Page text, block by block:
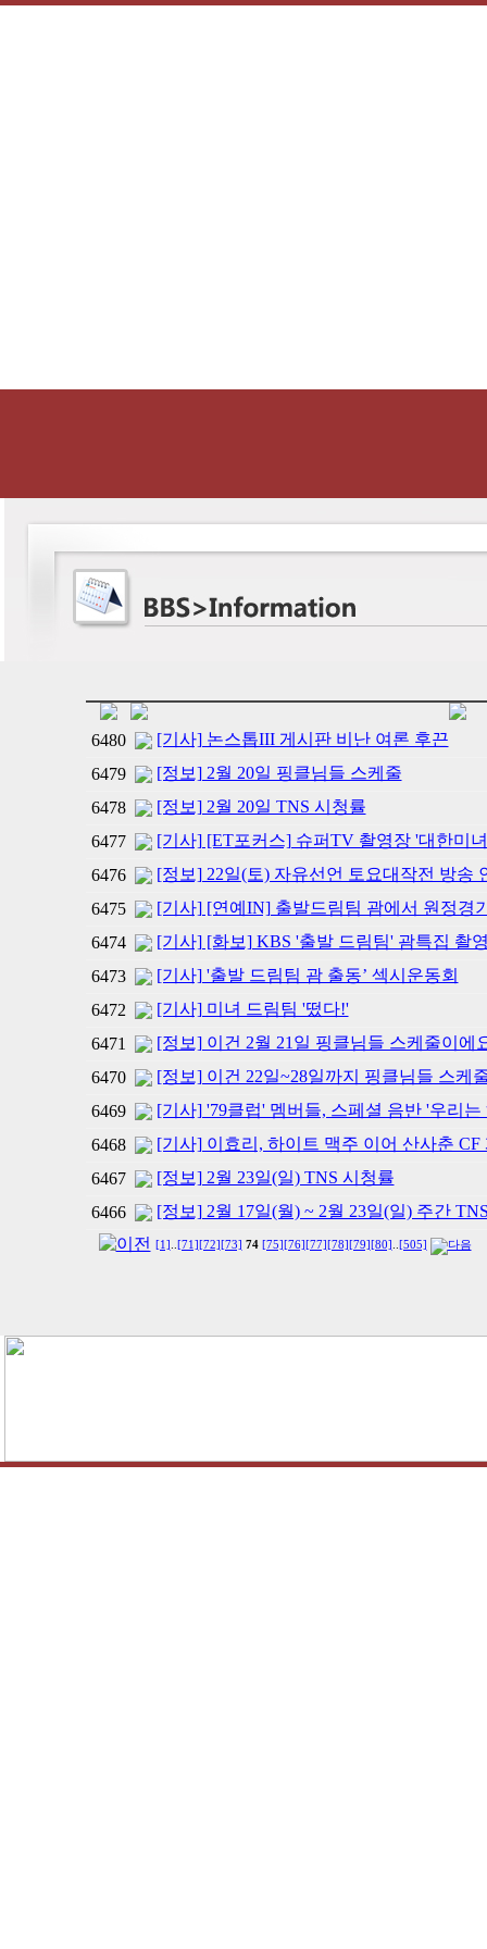
6480
[기사] 논스톱III 게시판 비난 여론 후끈
6479
[정보] 2월 20일 핑클님들 스케줄
6478
[정보] 2월 20일 TNS 시청률
6477
[기사] [ET포커스] 슈퍼TV 촬영장 '대한미
6476
[정보] 22일(토) 자유선언 토요대작전 방송
6475
[기사] [연예IN] 출발드림팀 괌에서 원정경
6474
[기사] [화보] KBS '출발 드림팀' 괌특집 촬
6473
[기사] '출발 드림팀 괌 출동’ 섹시운동회
6472
[기사] 미녀 드림팀 '떴다!'
6471
[정보] 이건 2월 21일 핑클님들 스케줄이에
6470
[정보] 이건 22일~28일까지 핑클님들 스케
6469
[기사] '79클럽' 멤버들, 스페셜 음반 '우리는
6468
[기사] 이효리, 하이트 맥주 이어 산사춘 CF
6467
[정보] 2월 23일(일) TNS 시청률
6466
[정보] 2월 17일(월) ~ 2월 23일(일) 주간
[1] [71] [72] [73] 74 [75] [76] [77] [78] [79] [80] [505]